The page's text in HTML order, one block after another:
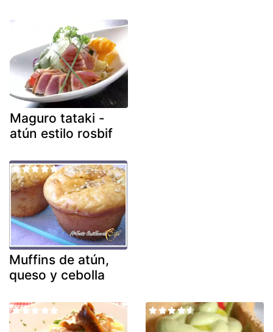
Maguro tataki -
atún estilo rosbif
Muffins de atún,
queso y cebolla